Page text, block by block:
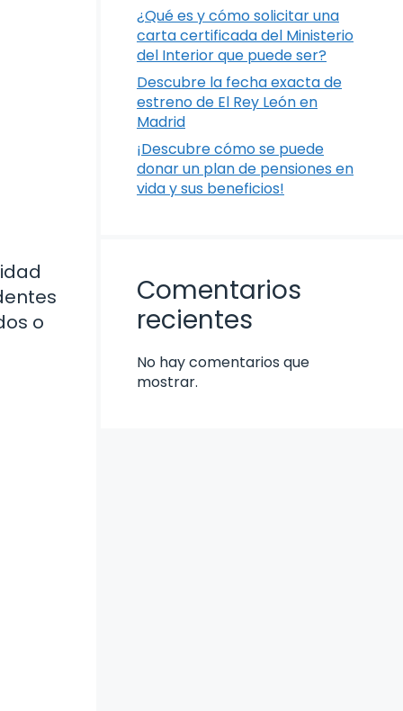
o
¿Qué es y cómo solicitar una
carta certificada del Ministerio
del Interior que puede ser?
Descubre la fecha exacta de
estreno de El Rey León en
Madrid
¡Descubre cómo se puede
donar un plan de pensiones en
vida y sus beneficios!
Comentarios
recientes
No hay comentarios que
mostrar.